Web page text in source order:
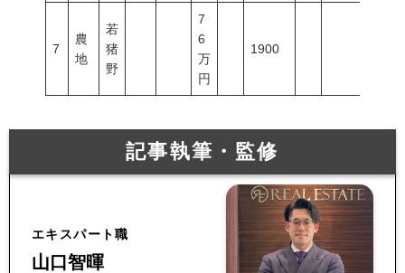
7
農
地
若
猪
野
7
6
万
円
1900
記事執筆・監修
エキスパート職
山口智暉